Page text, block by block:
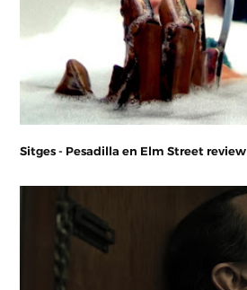
Sitges - Pesadilla en Elm Street review